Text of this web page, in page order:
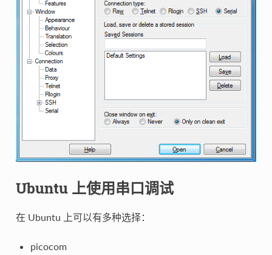
Ubuntu 上使用串口调试
在 Ubuntu 上可以有多种选择：
picocom